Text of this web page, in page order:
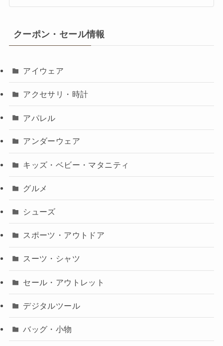
クーポン・セール情報
アイウェア
アクセサリ・時計
アパレル
アンダーウェア
キッズ・ベビー・マタニティ
グルメ
シューズ
スポーツ・アウトドア
スーツ・シャツ
セール・アウトレット
デジタルツール
バッグ・小物